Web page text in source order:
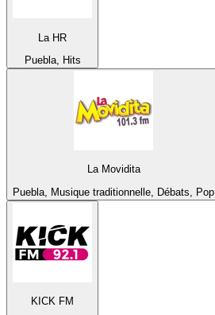
La HR
Puebla, Hits
La Movidita
Puebla, Musique traditionnelle, Débats, Pop
KICK FM